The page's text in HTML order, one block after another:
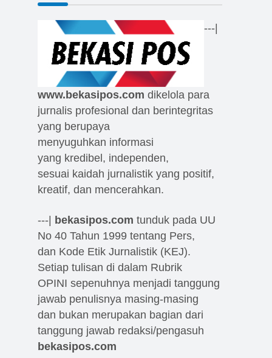
---|
www.bekasipos.com dikelola para
jurnalis profesional dan berintegritas
yang berupaya
menyuguhkan informasi
yang kredibel, independen,
sesuai kaidah jurnalistik yang positif,
kreatif, dan mencerahkan.
---| bekasipos.com tunduk pada UU
No 40 Tahun 1999 tentang Pers,
dan Kode Etik Jurnalistik (KEJ).
Setiap tulisan di dalam Rubrik
OPINI sepenuhnya menjadi tanggung
jawab penulisnya masing-masing
dan bukan merupakan bagian dari
tanggung jawab redaksi/pengasuh
bekasipos.com